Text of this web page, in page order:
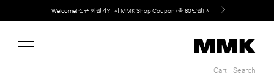
Welcome! 신규 회원가입 시 MMK Shop Coupon (총 60만원) 지급
Cart Search